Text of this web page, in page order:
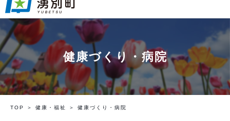
健康づくり・病院
TOP 健康・福祉 健康づくり・病院